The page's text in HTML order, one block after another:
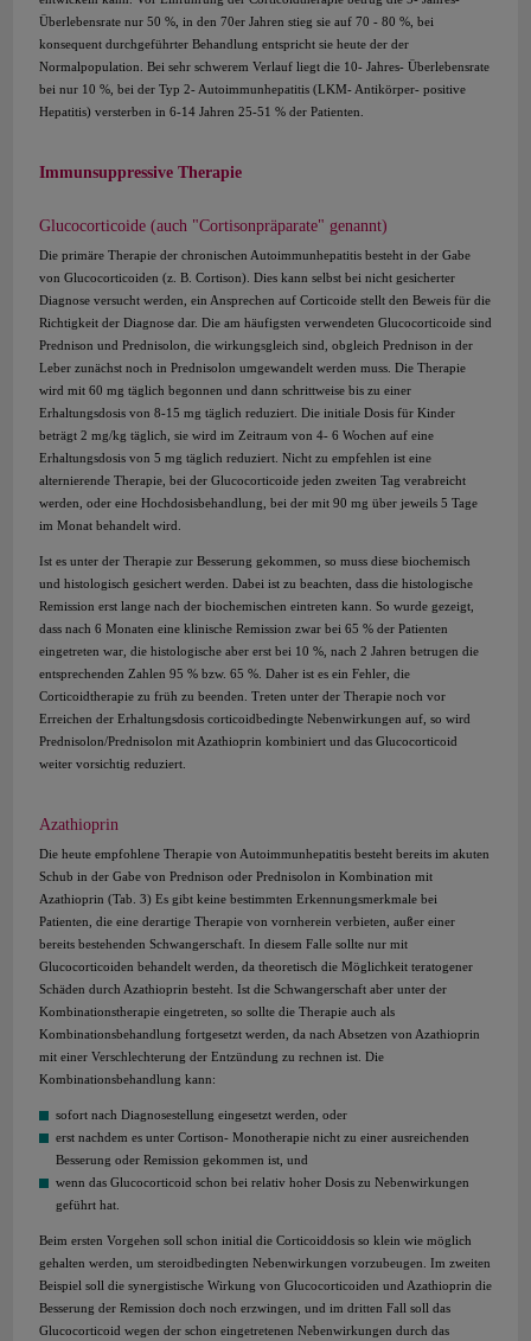
Überlebensrate nur 50 %, in den 70er Jahren stieg sie auf 70 - 80 %, bei
konsequent durchgeführter Behandlung entspricht sie heute der der
Normalpopulation. Bei sehr schwerem Verlauf liegt die 10- Jahres- Überlebensrate
bei nur 10 %, bei der Typ 2- Autoimmunhepatitis (LKM- Antikörper- positive
Hepatitis) versterben in 6-14 Jahren 25-51 % der Patienten.
Immunsuppressive Therapie
Glucocorticoide (auch "Cortisonpräparate" genannt)
Die primäre Therapie der chronischen Autoimmunhepatitis besteht in der Gabe
von Glucocorticoiden (z. B. Cortison). Dies kann selbst bei nicht gesicherter
Diagnose versucht werden, ein Ansprechen auf Corticoide stellt den Beweis für die
Richtigkeit der Diagnose dar. Die am häufigsten verwendeten Glucocorticoide sind
Prednison und Prednisolon, die wirkungsgleich sind, obgleich Prednison in der
Leber zunächst noch in Prednisolon umgewandelt werden muss. Die Therapie
wird mit 60 mg täglich begonnen und dann schrittweise bis zu einer
Erhaltungsdosis von 8-15 mg täglich reduziert. Die initiale Dosis für Kinder
beträgt 2 mg/kg täglich, sie wird im Zeitraum von 4- 6 Wochen auf eine
Erhaltungsdosis von 5 mg täglich reduziert. Nicht zu empfehlen ist eine
alternierende Therapie, bei der Glucocorticoide jeden zweiten Tag verabreicht
werden, oder eine Hochdosisbehandlung, bei der mit 90 mg über jeweils 5 Tage
im Monat behandelt wird.
Ist es unter der Therapie zur Besserung gekommen, so muss diese biochemisch
und histologisch gesichert werden. Dabei ist zu beachten, dass die histologische
Remission erst lange nach der biochemischen eintreten kann. So wurde gezeigt,
dass nach 6 Monaten eine klinische Remission zwar bei 65 % der Patienten
eingetreten war, die histologische aber erst bei 10 %, nach 2 Jahren betrugen die
entsprechenden Zahlen 95 % bzw. 65 %. Daher ist es ein Fehler, die
Corticoidtherapie zu früh zu beenden. Treten unter der Therapie noch vor
Erreichen der Erhaltungsdosis corticoidbedingte Nebenwirkungen auf, so wird
Prednisolon/Prednisolon mit Azathioprin kombiniert und das Glucocorticoid
weiter vorsichtig reduziert.
Azathioprin
Die heute empfohlene Therapie von Autoimmunhepatitis besteht bereits im akuten
Schub in der Gabe von Prednison oder Prednisolon in Kombination mit
Azathioprin (Tab. 3) Es gibt keine bestimmten Erkennungsmerkmale bei
Patienten, die eine derartige Therapie von vornherein verbieten, außer einer
bereits bestehenden Schwangerschaft. In diesem Falle sollte nur mit
Glucocorticoiden behandelt werden, da theoretisch die Möglichkeit teratogener
Schäden durch Azathioprin besteht. Ist die Schwangerschaft aber unter der
Kombinationstherapie eingetreten, so sollte die Therapie auch als
Kombinationsbehandlung fortgesetzt werden, da nach Absetzen von Azathioprin
mit einer Verschlechterung der Entzündung zu rechnen ist. Die
Kombinationsbehandlung kann:
sofort nach Diagnosestellung eingesetzt werden, oder
erst nachdem es unter Cortison- Monotherapie nicht zu einer ausreichenden
Besserung oder Remission gekommen ist, und
wenn das Glucocorticoid schon bei relativ hoher Dosis zu Nebenwirkungen
geführt hat.
Beim ersten Vorgehen soll schon initial die Corticoiddosis so klein wie möglich
gehalten werden, um steroidbedingten Nebenwirkungen vorzubeugen. Im zweiten
Beispiel soll die synergistische Wirkung von Glucocorticoiden und Azathioprin die
Besserung der Remission doch noch erzwingen, und im dritten Fall soll das
Glucocorticoid wegen der schon eingetretenen Nebenwirkungen durch das